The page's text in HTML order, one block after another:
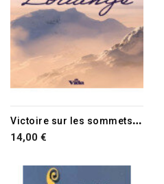
V
ictoire sur les sommets de la louange
14,00 €